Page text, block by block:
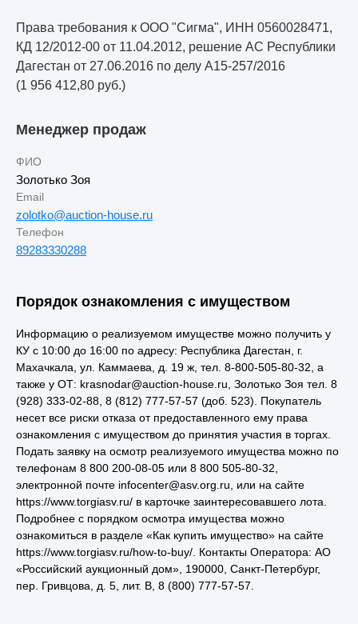
Права требования к ООО "Сигма", ИНН 0560028471,
КД 12/2012-00 от 11.04.2012, решение АС Республики
Дагестан от 27.06.2016 по делу А15-257/2016
(1 956 412,80 руб.)
Менеджер продаж
ФИО
Золотько Зоя
Email
zolotko@auction-house.ru
Телефон
89283330288
Порядок ознакомления с имуществом
Информацию о реализуемом имуществе можно получить у
КУ с 10:00 до 16:00 по адресу: Республика Дагестан, г.
Махачкала, ул. Каммаева, д. 19 ж, тел. 8-800-505-80-32, а
также у ОТ: krasnodar@auction-house.ru, Золотько Зоя тел. 8
(928) 333-02-88, 8 (812) 777-57-57 (доб. 523). Покупатель
несет все риски отказа от предоставленного ему права
ознакомления с имуществом до принятия участия в торгах.
Подать заявку на осмотр реализуемого имущества можно по
телефонам 8 800 200-08-05 или 8 800 505-80-32,
электронной почте infocenter@asv.org.ru, или на сайте
https://www.torgiasv.ru/ в карточке заинтересовавшего лота.
Подробнее с порядком осмотра имущества можно
ознакомиться в разделе «Как купить имущество» на сайте
https://www.torgiasv.ru/how-to-buy/. Контакты Оператора: АО
«Российский аукционный дом», 190000, Санкт-Петербург,
пер. Гривцова, д. 5, лит. В, 8 (800) 777-57-57.